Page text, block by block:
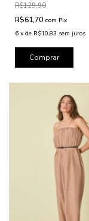
R$129,90
R$61,70 com Pix
6 x de R$10,83 sem juros
Comprar